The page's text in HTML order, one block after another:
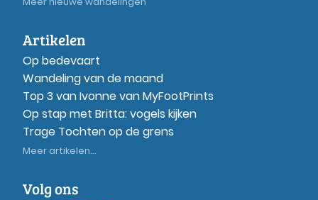
Artikelen
Op bedevaart
Wandeling van de maand
Top 3 van Ivonne van MyFootPrints
Op stap met Britta: vogels kijken
Trage Tochten op de grens
Meer artikelen...
Volg ons